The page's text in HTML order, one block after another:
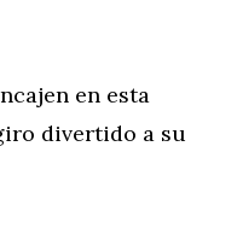
en esta
divertido a su